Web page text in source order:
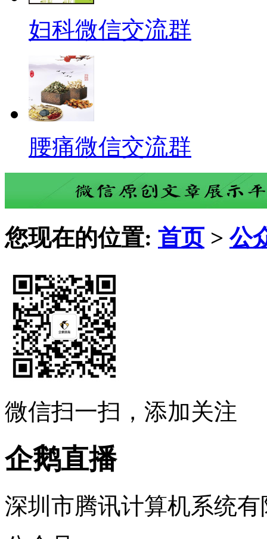
妇科微信交流群
腰痛微信交流群
您现在的位置: 首页 > 公
微信扫一扫，添加关注
企鹅直播
深圳市腾讯计算机系统有